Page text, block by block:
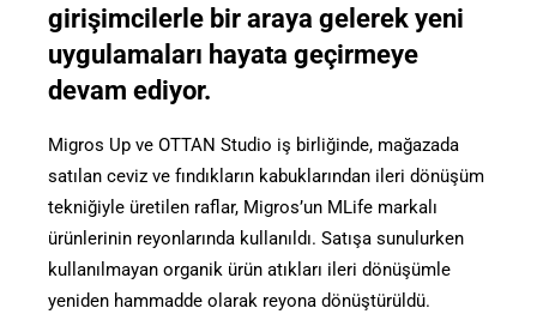
girişimcilerle bir araya gelerek yeni
uygulamaları hayata geçirmeye
devam ediyor.
Migros Up ve OTTAN Studio iş birliğinde, mağazada
satılan ceviz ve fındıkların kabuklarından ileri dönüşüm
tekniğiyle üretilen raflar, Migros’un MLife markalı
ürünlerinin reyonlarında kullanıldı. Satışa sunulurken
kullanılmayan organik ürün atıkları ileri dönüşümle
yeniden hammadde olarak reyona dönüştürüldü.